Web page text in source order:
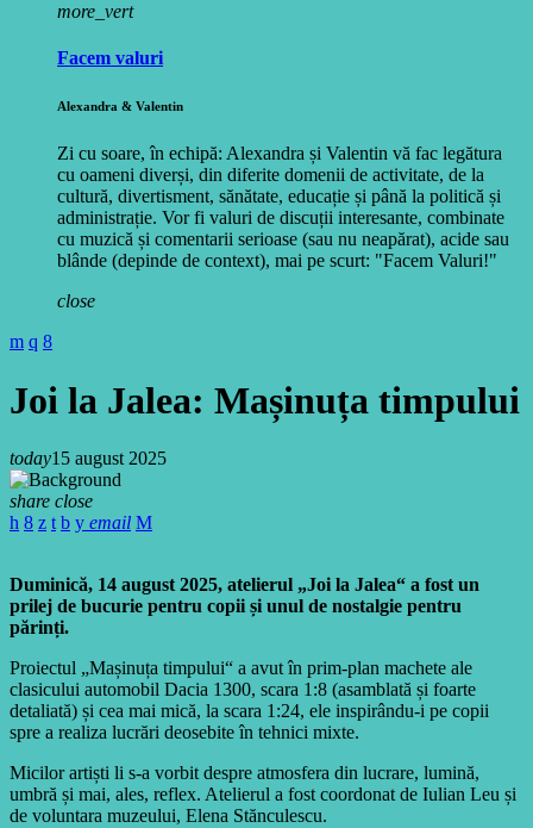
more_vert
Facem valuri
Alexandra & Valentin
Zi cu soare, în echipă: Alexandra și Valentin vă fac legătura
cu oameni diverși, din diferite domenii de activitate, de la
cultură, divertisment, sănătate, educație și până la politică și
administrație. Vor fi valuri de discuții interesante, combinate
cu muzică și comentarii serioase (sau nu neapărat), acide sau
blânde (depinde de context), mai pe scurt: "Facem Valuri!"
close
Joi la Jalea: Mașinuța timpului
today15 august 2025
share close
email
Duminică, 14 august 2025, atelierul „Joi la Jalea“ a fost un
prilej de bucurie pentru copii și unul de nostalgie pentru
părinți.
Proiectul „Mașinuța timpului“ a avut în prim-plan machete ale
clasicului automobil Dacia 1300, scara 1:8 (asamblată și foarte
detaliată) și cea mai mică, la scara 1:24, ele inspirându-i pe copii
spre a realiza lucrări deosebite în tehnici mixte.
Micilor artiști li s-a vorbit despre atmosfera din lucrare, lumină,
umbră și mai, ales, reflex. Atelierul a fost coordonat de Iulian Leu și
de voluntara muzeului, Elena Stănculescu.